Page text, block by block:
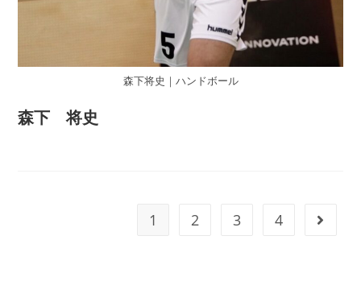
森下将史｜ハンドボール
森下 将史
1 2 3 4